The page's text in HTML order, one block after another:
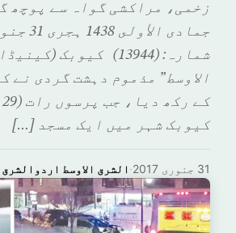
شمارہ: (13944) کیوبک
الاوسط” مذموم دہشت گردی نے
کیوبک شہر میں ایک مسجد […]
الشرق الاوسط اردوالشرق · 31 جنوری 2017